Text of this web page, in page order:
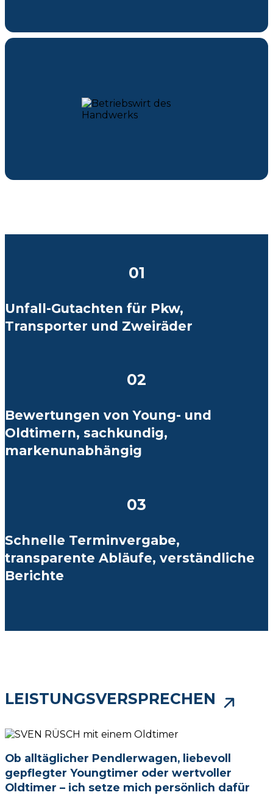
01
Unfall-Gutachten für Pkw,
Transporter und Zweiräder
02
Bewertungen von Young- und
Oldtimern, sachkundig,
markenunabhängig
03
Schnelle Terminvergabe,
transparente Abläufe, verständliche
Berichte
LEISTUNGSVERSPRECHEN
Ob all­täg­li­cher Pend­ler­wa­gen, liebevoll
gepflegter Youngtimer oder wert­vol­ler
Oldtimer – ich setze mich persönlich dafür